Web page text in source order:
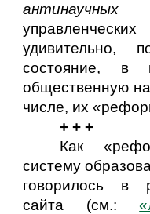
антинаучных
удивительно,
состояние, в
общественную
числе, их
+ + +
Как
систему
говорилось в
сайта (см.: